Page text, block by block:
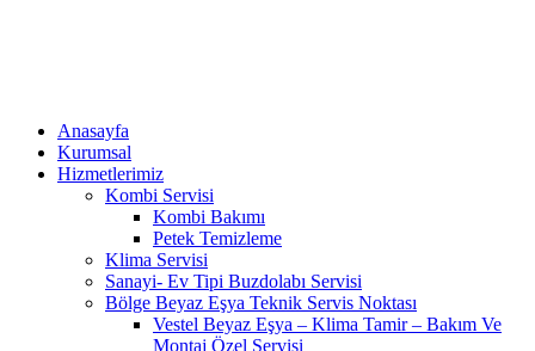
Anasayfa
Kurumsal
Hizmetlerimiz
Kombi Servisi
Kombi Bakımı
Petek Temizleme
Klima Servisi
Sanayi- Ev Tipi Buzdolabı Servisi
Bölge Beyaz Eşya Teknik Servis Noktası
Vestel Beyaz Eşya – Klima Tamir – Bakım Ve
Montaj Özel Servisi